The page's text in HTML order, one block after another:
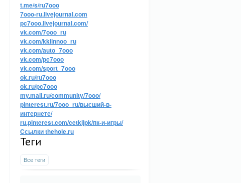
t.me/s/ru7ooo
7ooo-ru.livejournal.com
pc7ooo.livejournal.com/
vk.com/7ooo_ru
vk.com/kkiinnoo_ru
vk.com/auto_7ooo
vk.com/pc7ooo
vk.com/sport_7ooo
ok.ru/ru7ooo
ok.ru/pc7ooo
my.mail.ru/community/7ooo/
pinterest.ru/7ooo_ru/высший-в-
интернете/
ru.pinterest.com/cetkijpk/пк-и-игры/
Ссылки thehole.ru
Теги
Все теги